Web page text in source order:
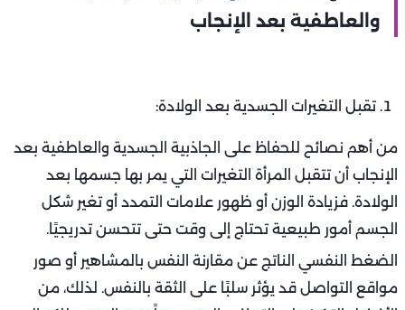
والعاطفية بعد الإنجاب
تقبل التغيرات الجسدية بعد الولادة:
من أهم نصائح للحفاظ على الجاذبية الجسدية والعاطفية بعد
الإنجاب أن تتقبل المرأة التغيرات التي يمر بها جسمها بعد
الولادة. فزيادة الوزن أو ظهور علامات التمدد أو تغير شكل
الجسم أمور طبيعية تحتاج إلى وقت حتى تتحسن تدريجيًا.
الضغط النفسي الناتج عن مقارنة النفس بالمشاهير أو صور
مواقع التواصل قد يؤثر سلبًا على الثقة بالنفس. لذلك، من